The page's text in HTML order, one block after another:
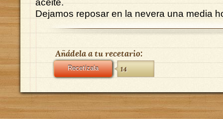
Dejamos reposar en la nevera una media
Añádela a tu recetario:
Recetízala 14